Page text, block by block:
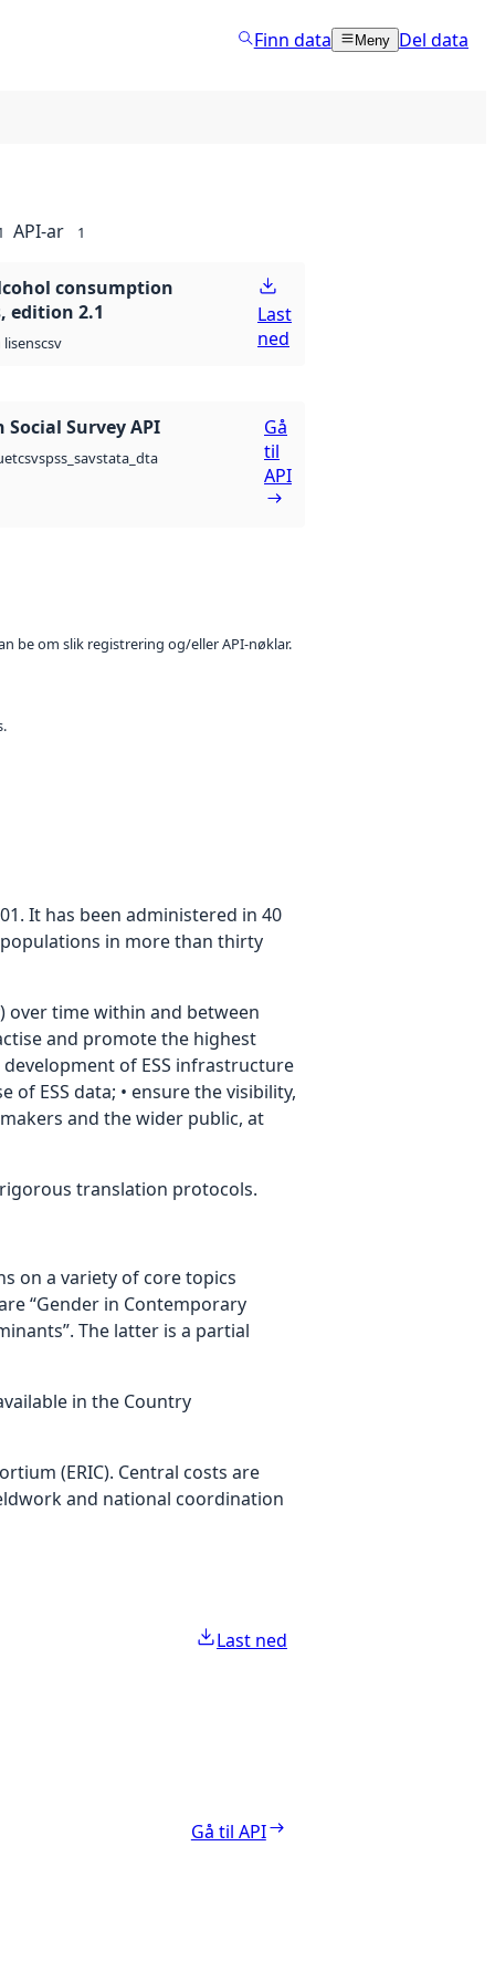
Finn data Meny Del data
API-ar 1
consumption
edition 2.1
lisenscsv
Last
ned
Social Survey API
csvspss_savstata_dta
Gå
til
API
be om slik registrering og/eller API-nøklar.
It has been administered in 40
in more than thirty
over time within and between
and promote the highest
of ESS infrastructure
ESS data; • ensure the visibility,
and the wider public, at
translation protocols.
on a variety of core topics
“Gender in Contemporary
The latter is a partial
in the Country
(ERIC). Central costs are
and national coordination
Last ned
Gå til API